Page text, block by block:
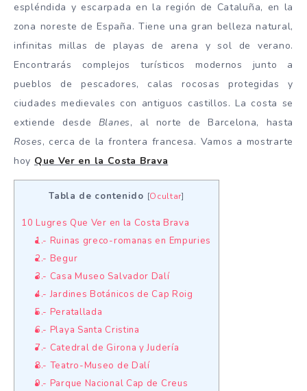
espléndida y escarpada en la región de Cataluña, en la
zona noreste de España. Tiene una gran belleza natural,
infinitas millas de playas de arena y sol de verano.
Encontrarás complejos turísticos modernos junto a
pueblos de pescadores, calas rocosas protegidas y
ciudades medievales con antiguos castillos. La costa se
extiende desde Blanes, al norte de Barcelona, hasta
Roses, cerca de la frontera francesa. Vamos a mostrarte
hoy Que Ver en la Costa Brava
Tabla de contenido [Ocultar]
10 Lugres Que Ver en la Costa Brava
1.- Ruinas greco-romanas en Empuries
2.- Begur
3.- Casa Museo Salvador Dalí
4.- Jardines Botánicos de Cap Roig
5.- Peratallada
6.- Playa Santa Cristina
7.- Catedral de Girona y Judería
8.- Teatro-Museo de Dalí
9.- Parque Nacional Cap de Creus